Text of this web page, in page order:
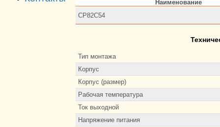
Наименование
CP82C54
Тип монтажа
Корпус
Корпус (размер)
Рабочая температура
Ток выходной
Напряжение питания